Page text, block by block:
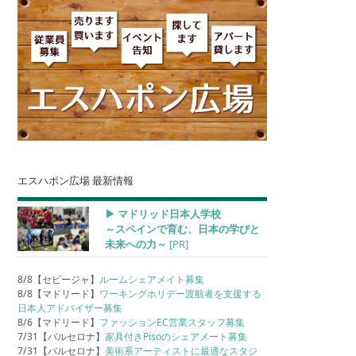
エスハポン広場 最新情報
▶︎ マドリッド日本人学校
～スペインで育む、日本の学びと
未来への力～ [PR]
8/8【セビージャ】ルームシェアメイト募集
8/8【マドリード】 ワーキングホリデー渡航者を支援する
日本人アドバイザー募集
8/6【マドリード】 ファッションEC営業スタッフ募集
7/31【バルセロナ】家具付きPisoのシェアメート募集
7/31【バルセロナ】美術系アーティストに最適なスタジ